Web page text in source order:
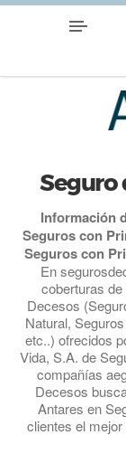
Seguro
Información
Seguros con
Seguros con
En
coberturas
Decesos
Natural,
etc..) ofrecidos
Vida, S.A. de
compañías
Decesos
Antares en
clientes el